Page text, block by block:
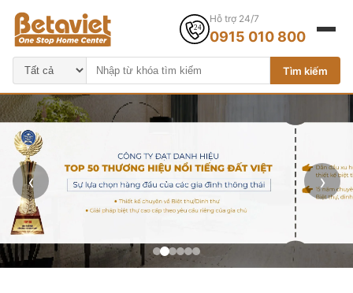
Tìm kiếm
Hỗ trợ 24/7
0915 010 800
‹ ›